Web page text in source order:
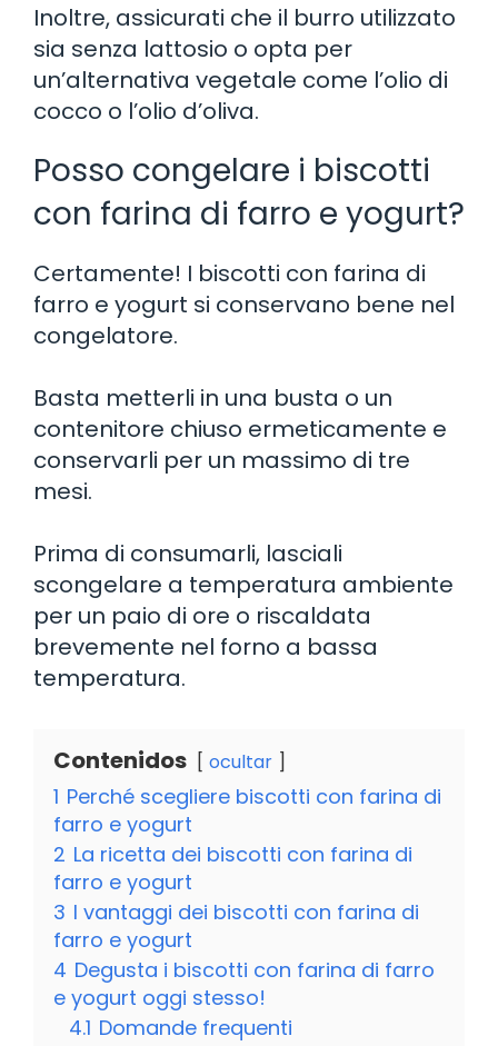
Inoltre, assicurati che il burro utilizzato
sia senza lattosio o opta per
un’alternativa vegetale come l’olio di
cocco o l’olio d’oliva.
Posso congelare i biscotti
con farina di farro e yogurt?
Certamente! I biscotti con farina di
farro e yogurt si conservano bene nel
congelatore.
Basta metterli in una busta o un
contenitore chiuso ermeticamente e
conservarli per un massimo di tre
mesi.
Prima di consumarli, lasciali
scongelare a temperatura ambiente
per un paio di ore o riscaldata
brevemente nel forno a bassa
temperatura.
Contenidos ocultar
1 Perché scegliere biscotti con farina di
farro e yogurt
2 La ricetta dei biscotti con farina di
farro e yogurt
3 I vantaggi dei biscotti con farina di
farro e yogurt
4 Degusta i biscotti con farina di farro
e yogurt oggi stesso!
4.1 Domande frequenti